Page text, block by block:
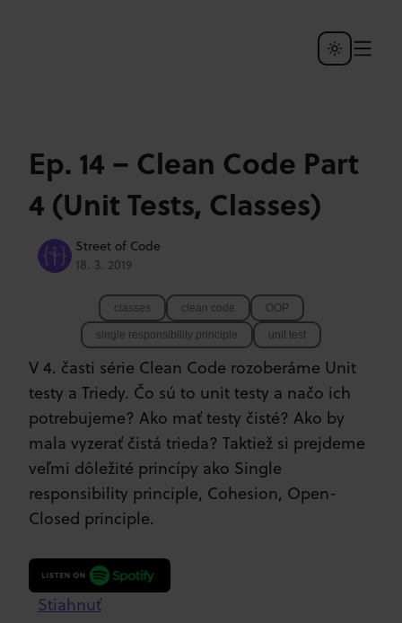
Ep. 14 – Clean Code Part
4 (Unit Tests, Classes)
Street of Code
18. 3. 2019
classes clean code OOP
single responsibility principle unit test
V 4. časti série Clean Code rozoberáme Unit
testy a Triedy. Čo sú to unit testy a načo ich
potrebujeme? Ako mať testy čisté? Ako by
mala vyzerať čistá trieda? Taktiež si prejdeme
veľmi dôležité princípy ako Single
responsibility principle, Cohesion, Open-
Closed principle.
Stiahnuť